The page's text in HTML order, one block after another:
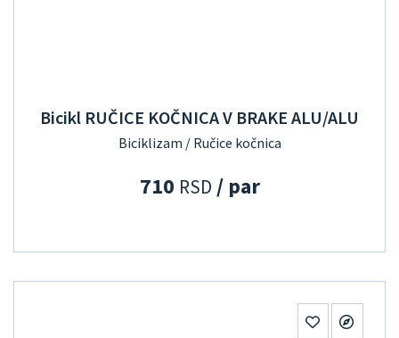
Bicikl RUČICE KOČNICA V BRAKE ALU/ALU
Biciklizam / Ručice kočnica
710 RSD / par